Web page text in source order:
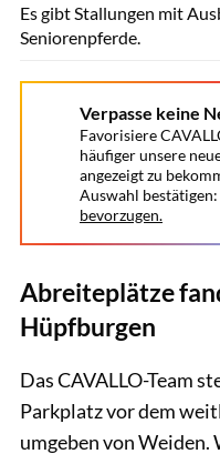
Es gibt Stallungen mit
Seniorenpferde.
Verpasse keine
Favorisiere
häufiger unsere
angezeigt zu
Auswahl bestätigen:
bevorzugen.
Abreiteplätze
Hüpfburgen
Das CAVALLO-Team
Parkplatz vor dem
umgeben von Weiden.